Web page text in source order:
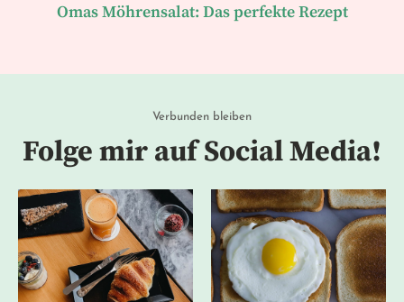
Omas Möhrensalat: Das perfekte Rezept
Verbunden bleiben
Folge mir auf Social Media!